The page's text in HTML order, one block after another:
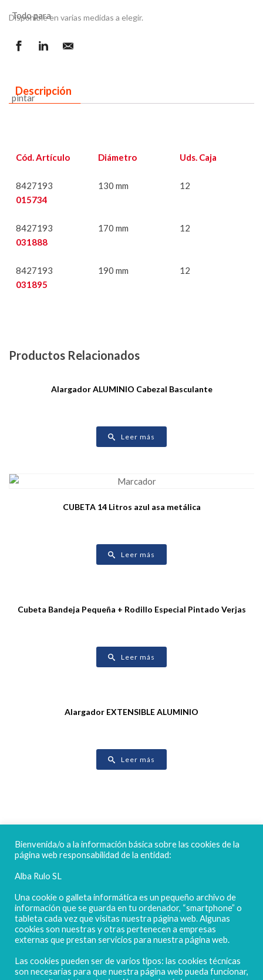
Disponible en varias medidas a elegir.
Descripción
Cód. Artículo Diámetro Uds. Caja
8427193
015734
130 mm 12
8427193
031888
170 mm 12
8427193
031895
190 mm 12
Productos Relacionados
Alargador ALUMINIO Cabezal Basculante
Leer más
CUBETA 14 Litros azul asa metálica
Leer más
Cubeta Bandeja Pequeña + Rodillo Especial Pintado Verjas
Leer más
Alargador EXTENSIBLE ALUMINIO
Leer más
FELICES FIESTAS
POLIGONO CAMPORROSO P-D, Nº4
Bienvenida/o a la información básica sobre las cookies de la
página web responsabilidad de la entidad:
Alba Rulo SL
Una cookie o galleta informática es un pequeño archivo de
información que se guarda en tu ordenador, “smartphone” o
tableta cada vez que visitas nuestra página web. Algunas
cookies son nuestras y otras pertenecen a empresas
externas que prestan servicios para nuestra página web.
Las cookies pueden ser de varios tipos: las cookies técnicas
son necesarias para que nuestra página web pueda funcionar,